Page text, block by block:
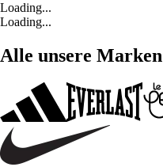
Loading...
Loading...
Alle unsere Marken